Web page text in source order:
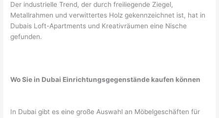
Der industrielle Trend, der durch freiliegende Ziegel,
Metallrahmen und verwittertes Holz gekennzeichnet ist, hat in
Dubais Loft-Apartments und Kreativräumen eine Nische
gefunden.
Wo Sie in Dubai Einrichtungsgegenstände kaufen können
In Dubai gibt es eine große Auswahl an Möbelgeschäften für